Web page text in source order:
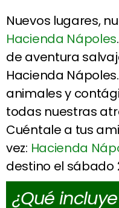
Nuevos lugares,
Hacienda Nápoles
de aventura
Hacienda
animales y
todas nuestras
Cuéntale a tus
vez: Hacienda
destino el sábado
¿Qué